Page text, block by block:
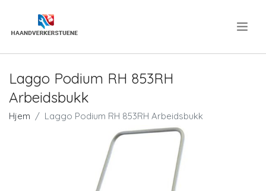
Laggo Podium RH 853RH
Arbeidsbukk
Hjem Laggo Podium RH 853RH Arbeidsbukk